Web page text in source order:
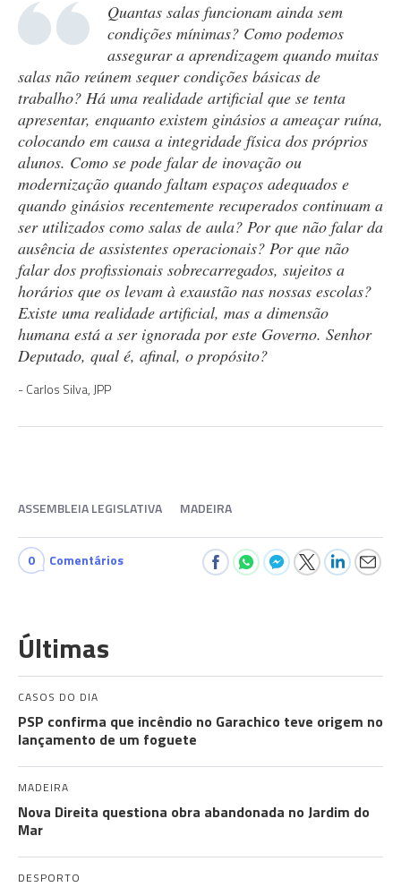
Quantas salas funcionam ainda sem
condições mínimas? Como podemos
assegurar a aprendizagem quando muitas
salas não reúnem sequer condições básicas de
trabalho? Há uma realidade artificial que se tenta
apresentar, enquanto existem ginásios a ameaçar ruína,
colocando em causa a integridade física dos próprios
alunos. Como se pode falar de inovação ou
modernização quando faltam espaços adequados e
quando ginásios recentemente recuperados continuam a
ser utilizados como salas de aula? Por que não falar da
ausência de assistentes operacionais? Por que não
falar dos profissionais sobrecarregados, sujeitos a
horários que os levam à exaustão nas nossas escolas?
Existe uma realidade artificial, mas a dimensão
humana está a ser ignorada por este Governo. Senhor
Deputado, qual é, afinal, o propósito?
Carlos Silva, JPP
ASSEMBLEIA LEGISLATIVA MADEIRA
0 Comentários
Últimas
CASOS DO DIA
PSP confirma que incêndio no Garachico teve origem no
lançamento de um foguete
MADEIRA
Nova Direita questiona obra abandonada no Jardim do
Mar
DESPORTO